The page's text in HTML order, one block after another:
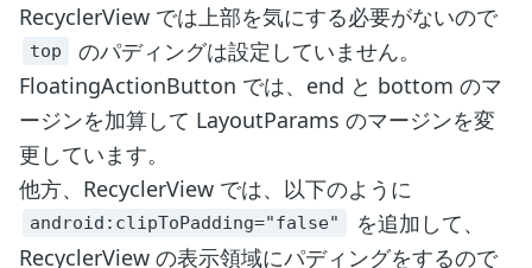
RecyclerView では上部を気にする必要がないので
top
のパディングは設定していません。
FloatingActionButton では、end と bottom のマ
ージンを加算して LayoutParams のマージンを変
更しています。
他方、RecyclerView では、以下のように
android:clipToPadding="false"
を追加して、
RecyclerView の表示領域にパディングをするので